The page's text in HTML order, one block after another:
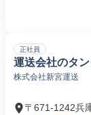
正社員
運送会社のタ
株式会社新宮運送
〒671-1242兵